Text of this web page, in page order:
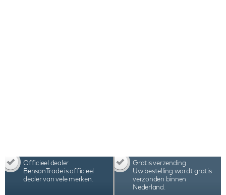
Officieel dealer
BensonTrade is officieel
dealer van vele merken.
Gratis verzending
Uw bestelling wordt gratis
verzonden binnen
Nederland.